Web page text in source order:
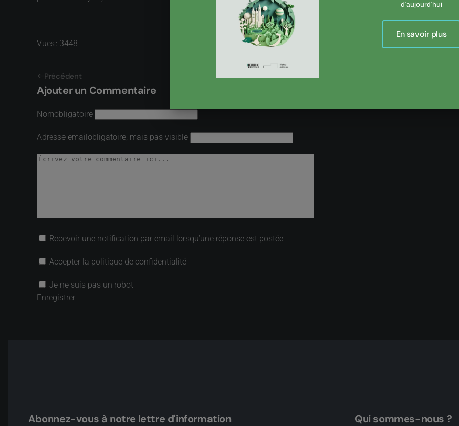
Vues : 3448
Précédent
Ajouter un Commentaire
Nomobligatoire
Adresse emailobligatoire, mais pas visible
Recevoir une notification par email lorsqu’une réponse est postée
Accepter la politique de confidentialité
Je ne suis pas un robot
Enregistrer
Abonnez-vous à notre lettre d'information Qui sommes-nous ?
d’aujourd’hui
En savoir plus